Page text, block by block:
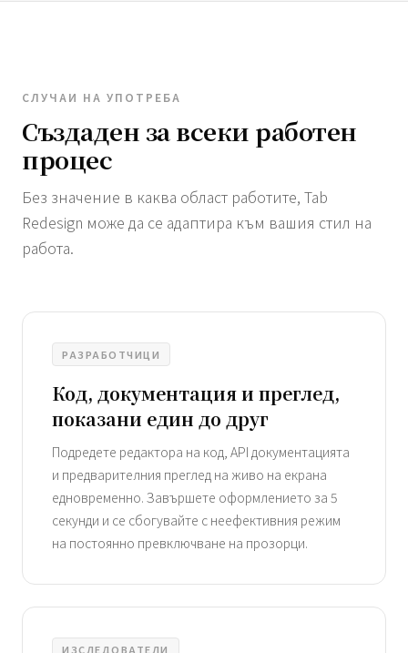
СЛУЧАИ НА УПОТРЕБА
Създаден за всеки работен
процес
Без значение в каква област работите, Tab
Redesign може да се адаптира към вашия стил на
работа.
РАЗРАБОТЧИЦИ
Код, документация и преглед,
показани един до друг
Подредете редактора на код, API документацията
и предварителния преглед на живо на екрана
едновременно. Завършете оформлението за 5
секунди и се сбогувайте с неефективния режим
на постоянно превключване на прозорци.
ИЗСЛЕДОВАТЕЛИ